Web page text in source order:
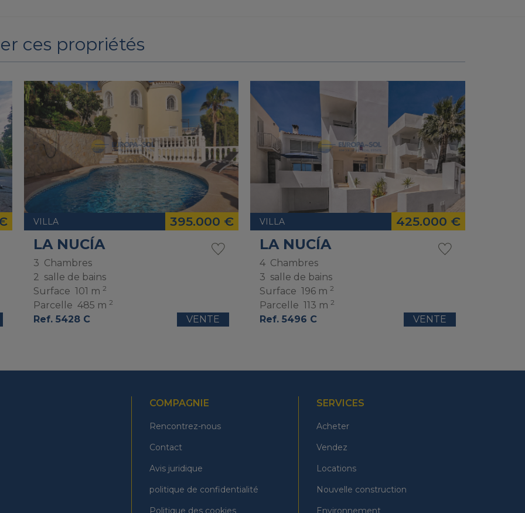
ces propriétés
VILLA 395.000 €
LA NUCÍA
3 Chambres
2 salle de bains
Surface 101 m 2
Parcelle 485 m 2
Ref. 5428 C VENTE
VILLA 425.000 €
LA NUCÍA
4 Chambres
3 salle de bains
Surface 196 m 2
Parcelle 113 m 2
Ref. 5496 C VENTE
COMPAGNIE
Rencontrez-nous
Contact
Avis juridique
politique de confidentialité
Politique des cookies
SERVICES
Acheter
Vendez
Locations
Nouvelle construction
Environnement